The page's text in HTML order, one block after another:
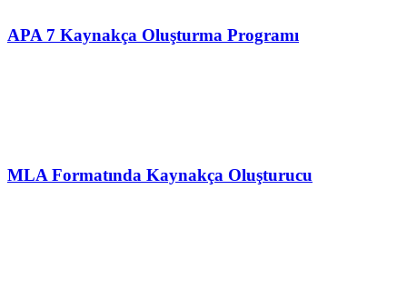
APA 7 Kaynakça Oluşturma Programı
MLA Formatında Kaynakça Oluşturucu